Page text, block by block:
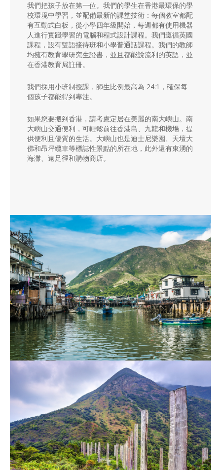
我們把孩子放在第一位。我們的學生在香港最環保的學
校環境中學習，並配備最新的課堂技術：每個教室都配
有互動式白板，從小學四年級開始，每週都有使用機器
人進行實踐學習的電腦和程式設計課程。我們遵循英國
課程，設有雙語接待班和小學普通話課程。我們的教師
均擁有教育學研究生證書，並且都能說流利的英語，並
在香港教育局註冊。
我們採用小班制授課，師生比例最高為 24:1，確保每
個孩子都能得到專注。
如果您要搬到香港，請考慮定居在美麗的南大嶼山。南
大嶼山交通便利，可輕鬆前往香港島、九龍和機場，提
供便利且優質的生活。大嶼山也是迪士尼樂園、天壇大
佛和昂坪纜車等標誌性景點的所在地，此外還有東湧的
海灘、遠足徑和購物商店。